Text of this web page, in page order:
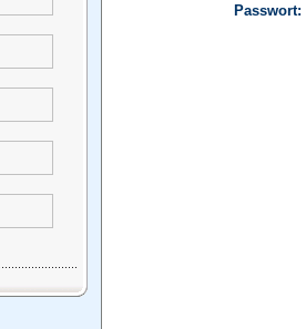
Passwort: